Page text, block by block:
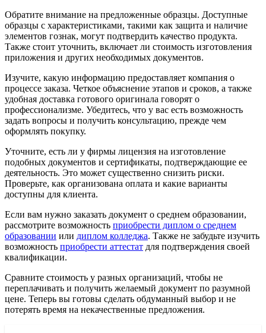
Обратите внимание на предложенные образцы. Доступные
образцы с характеристиками, такими как защита и наличие
элементов гознак, могут подтвердить качество продукта.
Также стоит уточнить, включает ли стоимость изготовления
приложения и других необходимых документов.
Изучите, какую информацию предоставляет компания о
процессе заказа. Четкое объяснение этапов и сроков, а также
удобная доставка готового оригинала говорят о
профессионализме. Убедитесь, что у вас есть возможность
задать вопросы и получить консультацию, прежде чем
оформлять покупку.
Уточните, есть ли у фирмы лицензия на изготовление
подобных документов и сертификаты, подтверждающие ее
деятельность. Это может существенно снизить риски.
Проверьте, как организована оплата и какие варианты
доступны для клиента.
Если вам нужно заказать документ о среднем образовании,
рассмотрите возможность приобрести диплом о среднем
образовании или диплом колледжа. Также не забудьте изучить
возможность приобрести аттестат для подтверждения своей
квалификации.
Сравните стоимость у разных организаций, чтобы не
переплачивать и получить желаемый документ по разумной
цене. Теперь вы готовы сделать обдуманный выбор и не
потерять время на некачественные предложения.